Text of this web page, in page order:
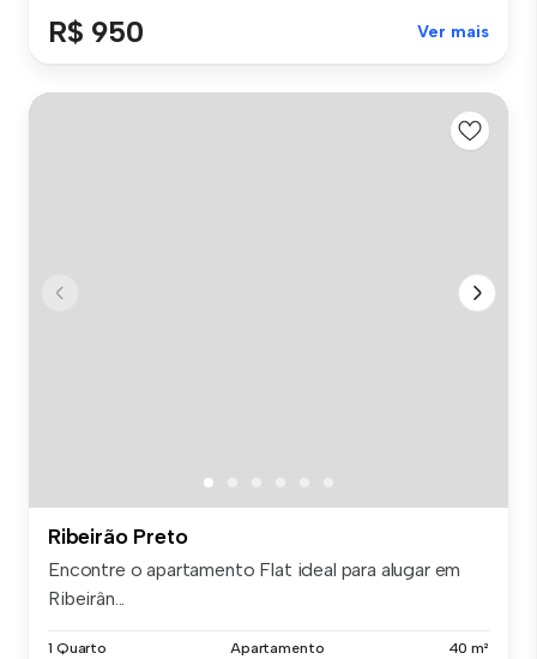
R$ 950 Ver mais
Ribeirão Preto
Encontre o apartamento Flat ideal para alugar em
Ribeirân...
1 Quarto Apartamento 40 m²